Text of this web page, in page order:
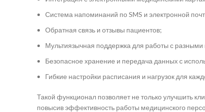
Система напоминаний по SMS и электронной
Обратная связь и отзывы пациентов;
Мультиязычная поддержка для работы с разными
Безопасное хранение и передача данных с
Гибкие настройки расписания и нагрузок для
Такой функционал позволяет не только улучшить
повысив эффективность работы медицинского